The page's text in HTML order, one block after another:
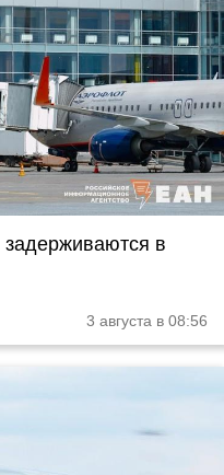
задерживаются в
3 августа в 08:56